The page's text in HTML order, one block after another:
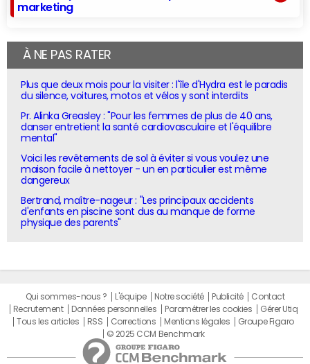
marketing
À NE PAS RATER
Plus que deux mois pour la visiter : l'île d'Hydra est le paradis
du silence, voitures, motos et vélos y sont interdits
Pr. Alinka Greasley : "Pour les femmes de plus de 40 ans,
danser entretient la santé cardiovasculaire et l'équilibre
mental"
Voici les revêtements de sol à éviter si vous voulez une
maison facile à nettoyer - un en particulier est même
dangereux
Bertrand, maître-nageur : "Les principaux accidents
d'enfants en piscine sont dus au manque de forme
physique des parents"
Qui sommes-nous ? L'équipe Notre société Publicité
Contact
Recrutement
Données personnelles Paramétrer les cookies
Gérer Utiq
Tous les articles
RSS Corrections Mentions légales
Groupe Figaro
© 2025 CCM Benchmark